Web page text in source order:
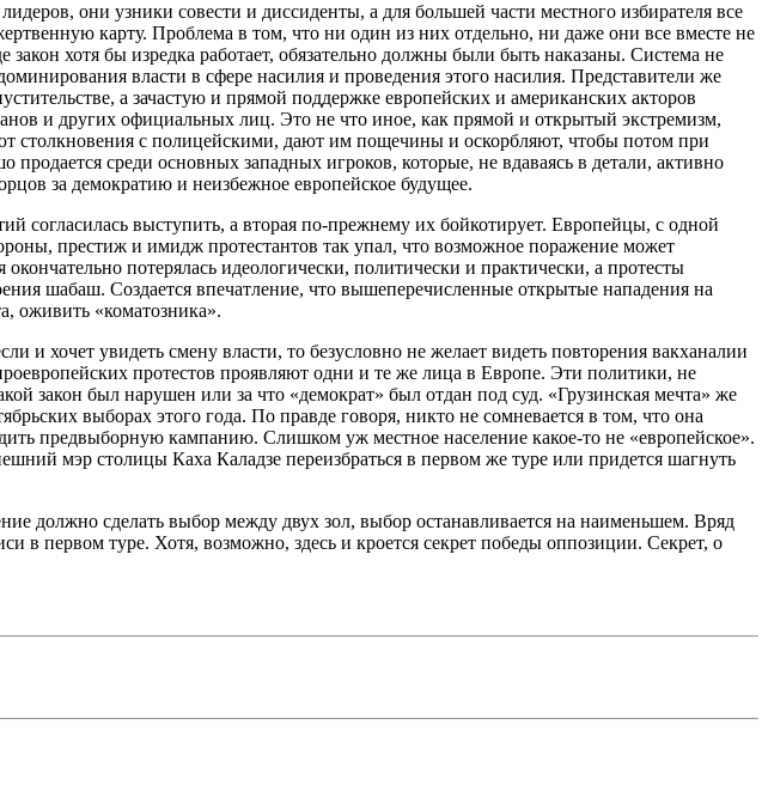
они узники совести и диссиденты, а для большей части местного избирателя все
карту. Проблема в том, что ни один из них отдельно, ни даже они все вместе не
хотя бы изредка работает, обязательно должны были быть наказаны. Система не
власти в сфере насилия и проведения этого насилия. Представители же
а зачастую и прямой поддержке европейских и американских акторов
и других официальных лиц. Это не что иное, как прямой и открытый экстремизм,
столкновения с полицейскими, дают им пощечины и оскорбляют, чтобы потом при
среди основных западных игроков, которые, не вдаваясь в детали, активно
за демократию и неизбежное европейское будущее.
согласилась выступить, а вторая по-прежнему их бойкотирует. Европейцы, с одной
престиж и имидж протестантов так упал, что возможное поражение может
потерялась идеологически, политически и практически, а протесты
шабаш. Создается впечатление, что вышеперечисленные открытые нападения на
оживить «коматозника».
и хочет увидеть смену власти, то безусловно не желает видеть повторения вакханалии
протестов проявляют одни и те же лица в Европе. Эти политики, не
закон был нарушен или за что «демократ» был отдан под суд. «Грузинская мечта» же
выборах этого года. По правде говоря, никто не сомневается в том, что она
предвыборную кампанию. Слишком уж местное население какое-то не «европейское».
мэр столицы Каха Каладзе переизбраться в первом же туре или придется шагнуть
должно сделать выбор между двух зол, выбор останавливается на наименьшем. Вряд
первом туре. Хотя, возможно, здесь и кроется секрет победы оппозиции. Секрет, о